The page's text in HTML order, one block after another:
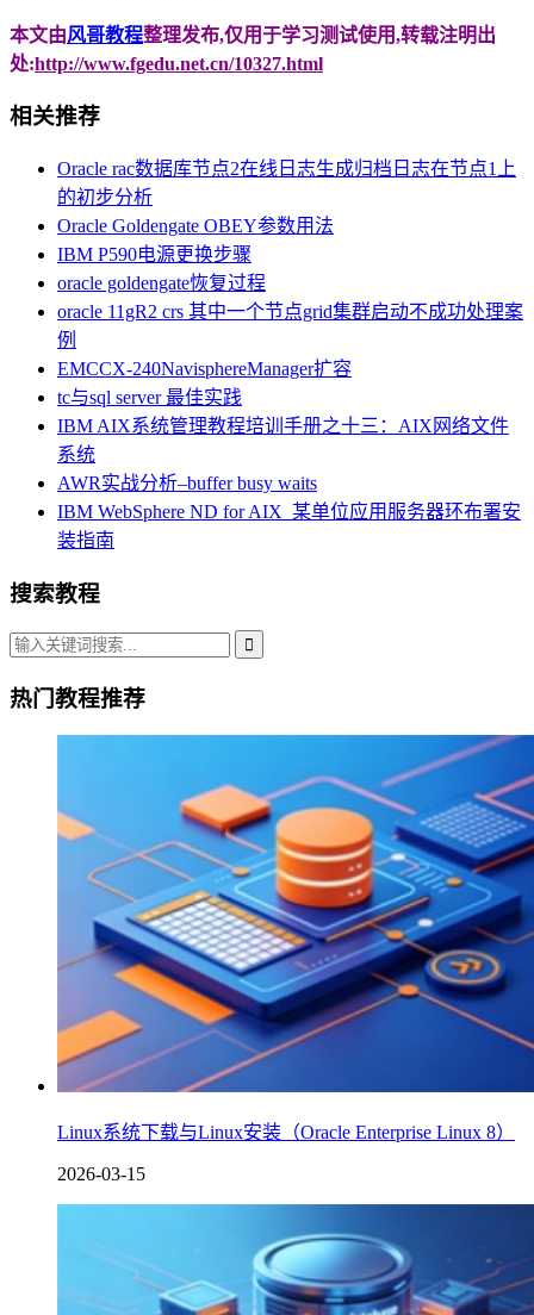
本文由风哥教程整理发布,仅用于学习测试使用,转载注明出
处:http://www.fgedu.net.cn/10327.html
相关推荐
Oracle rac数据库节点2在线日志生成归档日志在节点1上
的初步分析
Oracle Goldengate OBEY参数用法
IBM P590电源更换步骤
oracle goldengate恢复过程
oracle 11gR2 crs 其中一个节点grid集群启动不成功处理案
例
EMCCX-240NavisphereManager扩容
tc与sql server 最佳实践
IBM AIX系统管理教程培训手册之十三：AIX网络文件
系统
AWR实战分析–buffer busy waits
IBM WebSphere ND for AIX_某单位应用服务器环布署安
装指南
搜索教程
热门教程推荐
Linux系统下载与Linux安装（Oracle Enterprise Linux 8）
2026-03-15